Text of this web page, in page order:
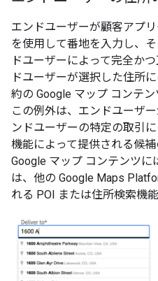
エンドユーザーが顧客アプ
を使用して番地を入力し、
ドユーザーによって完全か
ドユーザーが選択した住所
約の Google マップ コンテ
この例外は、エンドユーザ
ンドユーザーの特定の取引
機能によって提供される候
Google マップ コンテンツ
は、他の Google Maps
れる POI または住所検索機